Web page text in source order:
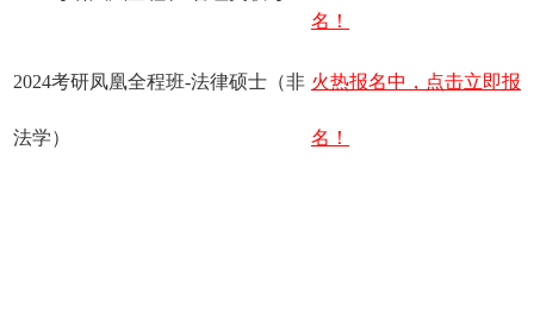
名！
2024考研凤凰全程班-法律硕士（非
法学）
火热报名中，点击立即报
名！